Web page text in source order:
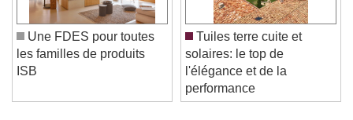
Une FDES pour toutes
les familles de produits
ISB
Tuiles terre cuite et
solaires: le top de
l'élégance et de la
performance